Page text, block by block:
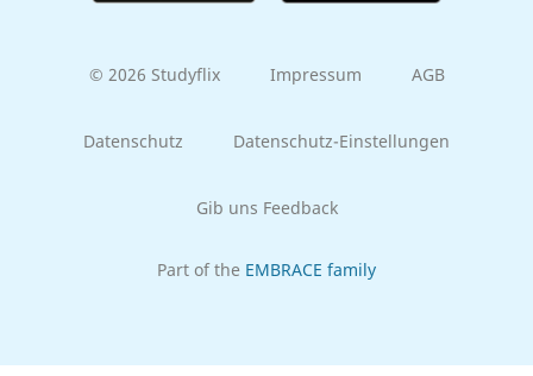
© 2026 Studyflix Impressum AGB
Datenschutz Datenschutz-Einstellungen
Gib uns Feedback
Part of the EMBRACE family